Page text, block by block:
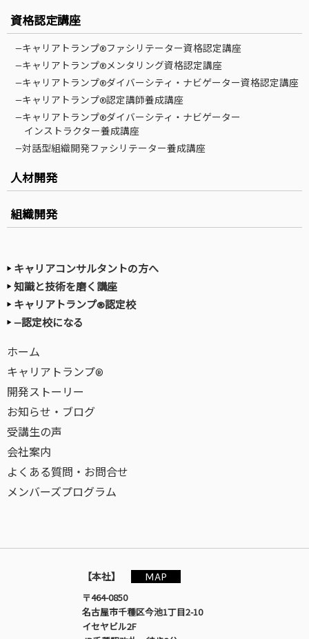
資格認定講座
—キャリアトランプ®ファシリテーター資格認定講座
—キャリアトランプ®メンタリング資格認定講座
—キャリアトランプ®ダイバーシティ・ナビゲーター資格認定講座
—キャリアトランプ®認定講師養成講座
—キャリアトランプ®ダイバーシティ・ナビゲーター
インストラクター養成講座
—対話型組織開発ファシリテーター養成講座
人材開発
組織開発
キャリアコンサルタントの方へ
知識と技術を磨く講座
キャリアトランプ®認定校
—認定校になる
ホーム
キャリアトランプ®
開発ストーリー
お知らせ・ブログ
受講生の声
会社案内
よくある質問・お問合せ
メンバーズプログラム
【本社】
MAP
〒464-0850
名古屋市千種区今池1丁目2-10
イセヤビル2F